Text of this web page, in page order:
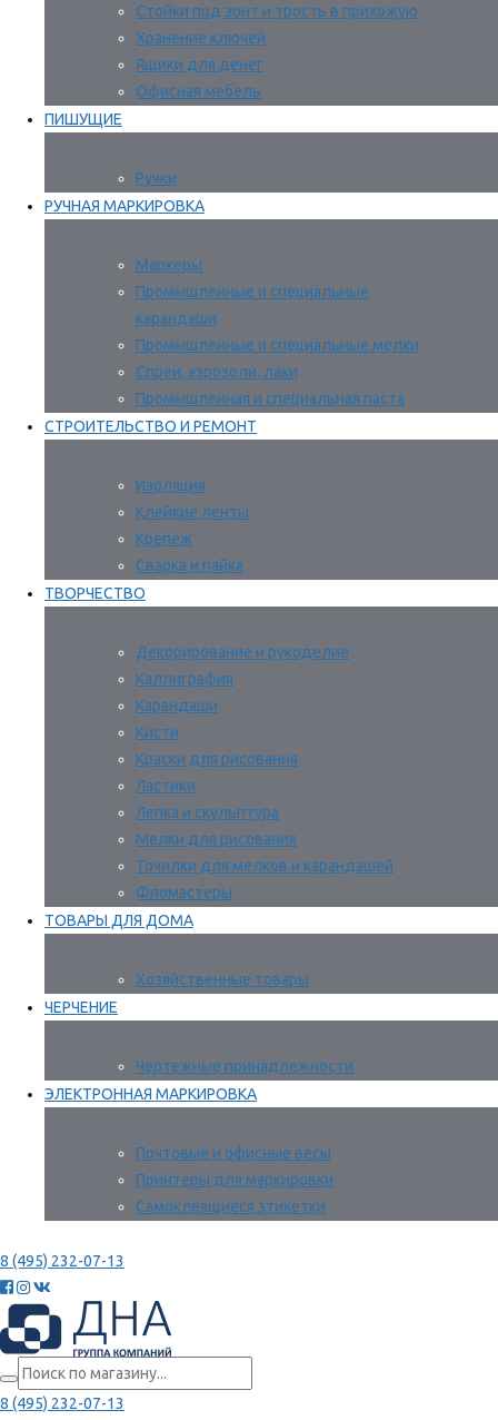
Стойки под зонт и трость в прихожую
Хранение ключей
Ящики для денег
Офисная мебель
ПИШУЩИЕ
Ручки
РУЧНАЯ МАРКИРОВКА
Маркеры
Промышленные и специальные
карандаши
Промышленные и специальные мелки
Спреи, аэрозоли, лаки
Промышленная и специальная паста
СТРОИТЕЛЬСТВО И РЕМОНТ
Изоляция
Клейкие ленты
Крепеж
Сварка и пайка
ТВОРЧЕСТВО
Декорирование и рукоделие
Каллиграфия
Карандаши
Кисти
Краски для рисования
Ластики
Лепка и скульптура
Мелки для рисования
Точилки для мелков и карандашей
Фломастеры
ТОВАРЫ ДЛЯ ДОМА
Хозяйственные товары
ЧЕРЧЕНИЕ
Чертежные принадлежности
ЭЛЕКТРОННАЯ МАРКИРОВКА
Почтовые и офисные весы
Принтеры для маркировки
Самоклеящиеся этикетки
8 (495) 232-07-13
8 (495) 232-07-13